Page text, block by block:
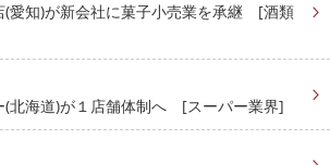
(愛知)が新会社に菓子小売業を承継 [酒類
(北海道)が１店舗体制へ [スーパー業界]